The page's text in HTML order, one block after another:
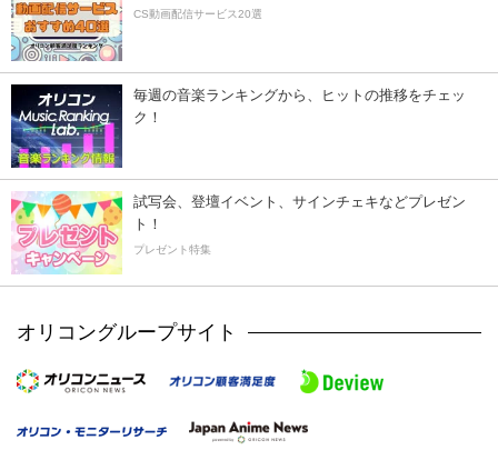
CS動画配信サービス20選
毎週の音楽ランキングから、ヒットの推移をチェッ
ク！
試写会、登壇イベント、サインチェキなどプレゼン
ト！
プレゼント特集
オリコングループサイト